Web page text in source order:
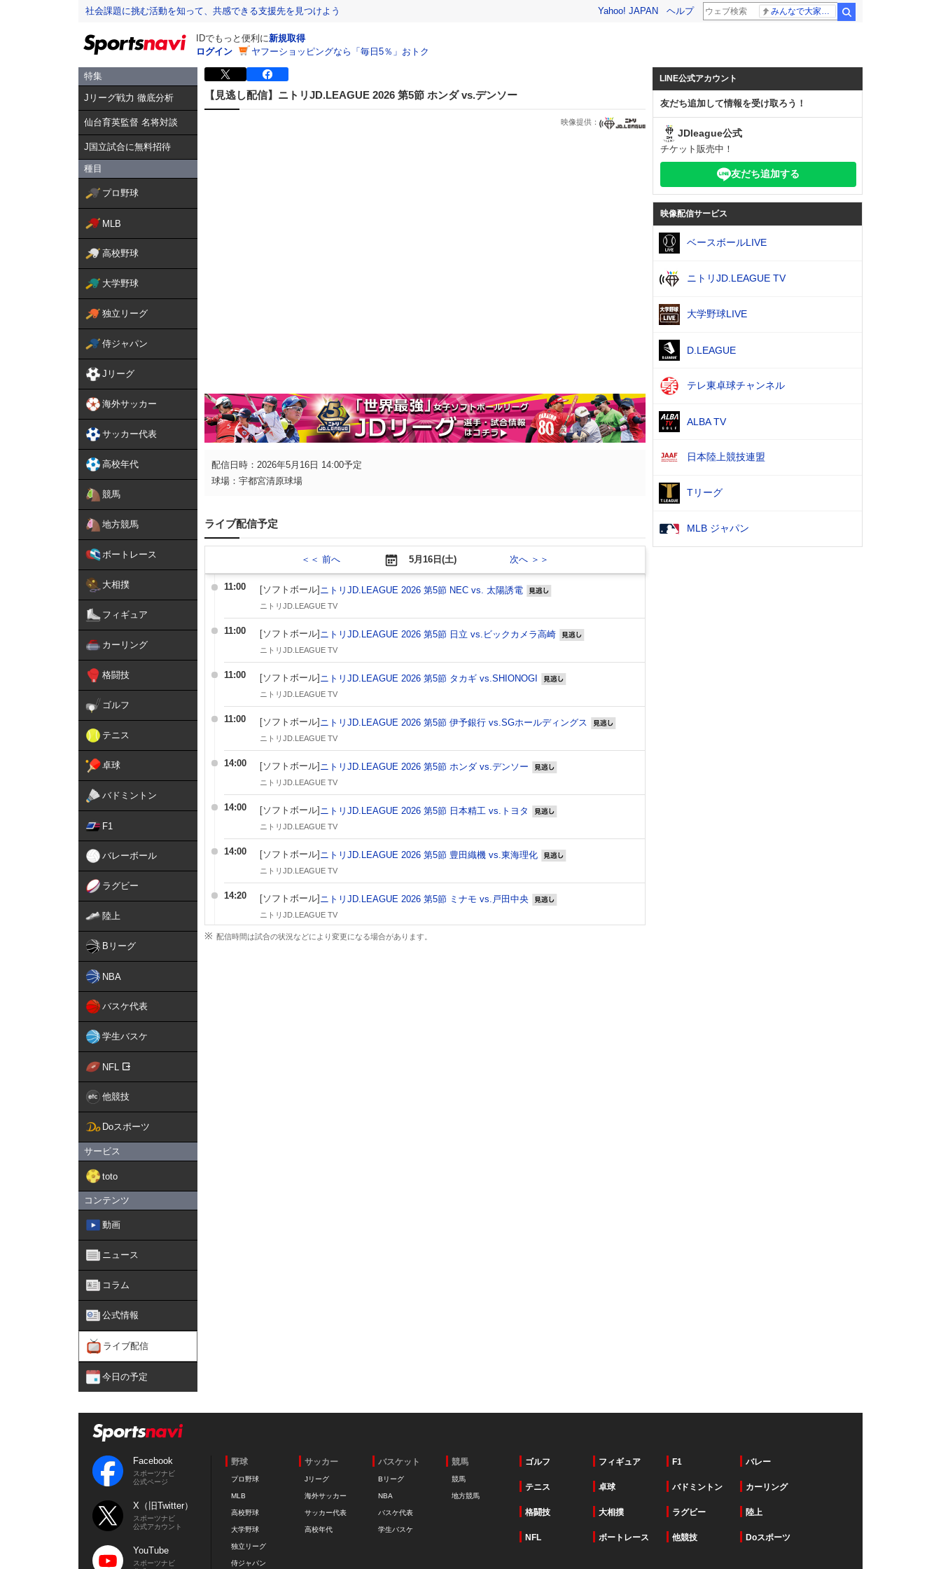
社会課題に挑む活動を知って、共感できる支援先を見つけよう Yahoo! JAPAN ヘルプ
IDでもっと便利に新規取得
ログイン
ヤフーショッピングなら「毎日5％」おトク
特集
Jリーグ戦力 徹底分析
仙台育英監督 名将対談
J国立試合に無料招待
種目
プロ野球
MLB
高校野球
大学野球
独立リーグ
侍ジャパン
Jリーグ
海外サッカー
サッカー代表
高校年代
競馬
地方競馬
ボートレース
大相撲
フィギュア
カーリング
格闘技
ゴルフ
テニス
卓球
バドミントン
F1
バレーボール
ラグビー
陸上
Bリーグ
NBA
バスケ代表
学生バスケ
NFL
他競技
Doスポーツ
サービス
toto
コンテンツ
動画
ニュース
コラム
公式情報
ライブ配信
今日の予定
【見逃し配信】ニトリJD.LEAGUE 2026 第5節 ホンダ vs.デンソー
映像提供
配信日時：2026年5月16日 14:00予定
球場：宇都宮清原球場
ライブ配信予定
＜＜ 前へ 5月16日(土) 次へ ＞＞
11:00 [ソフトボール] ニトリJD.LEAGUE 2026 第5節 NEC vs. 太陽誘電
ニトリJD.LEAGUE TV
11:00 [ソフトボール] ニトリJD.LEAGUE 2026 第5節 日立 vs.ビックカメラ高崎
ニトリJD.LEAGUE TV
11:00 [ソフトボール] ニトリJD.LEAGUE 2026 第5節 タカギ vs.SHIONOGI
ニトリJD.LEAGUE TV
11:00 [ソフトボール] ニトリJD.LEAGUE 2026 第5節 伊予銀行 vs.SGホールディングス
ニトリJD.LEAGUE TV
14:00 [ソフトボール] ニトリJD.LEAGUE 2026 第5節 ホンダ vs.デンソー
ニトリJD.LEAGUE TV
14:00 [ソフトボール] ニトリJD.LEAGUE 2026 第5節 日本精工 vs.トヨタ
ニトリJD.LEAGUE TV
14:00 [ソフトボール] ニトリJD.LEAGUE 2026 第5節 豊田織機 vs.東海理化
ニトリJD.LEAGUE TV
14:20 [ソフトボール] ニトリJD.LEAGUE 2026 第5節 ミナモ vs.戸田中央
ニトリJD.LEAGUE TV
配信時間は試合の状況などにより変更になる場合があります。
LINE公式アカウント
友だち追加して情報を受け取ろう！
JDleague公式
友だち追加する
チケット販売中！
映像配信サービス
ベースボールLIVE
ニトリJD.LEAGUE TV
大学野球LIVE
D.LEAGUE
テレ東卓球チャンネル
ALBA TV
日本陸上競技連盟
Tリーグ
MLB ジャパン
Facebook
スポーツナビ
公式ページ
X（旧Twitter）
スポーツナビ
公式アカウント
YouTube
スポーツナビ
野球
プロ野球
MLB
高校野球
大学野球
独立リーグ
侍ジャパン
サッカー
Jリーグ
海外サッカー
サッカー代表
高校年代
バスケット
Bリーグ
NBA
バスケ代表
学生バスケ
競馬
競馬
地方競馬
ゴルフ フィギュア F1 バレー
テニス 卓球 バドミントン カーリング
格闘技 大相撲 ラグビー 陸上
NFL ボートレース 他競技 Doスポーツ